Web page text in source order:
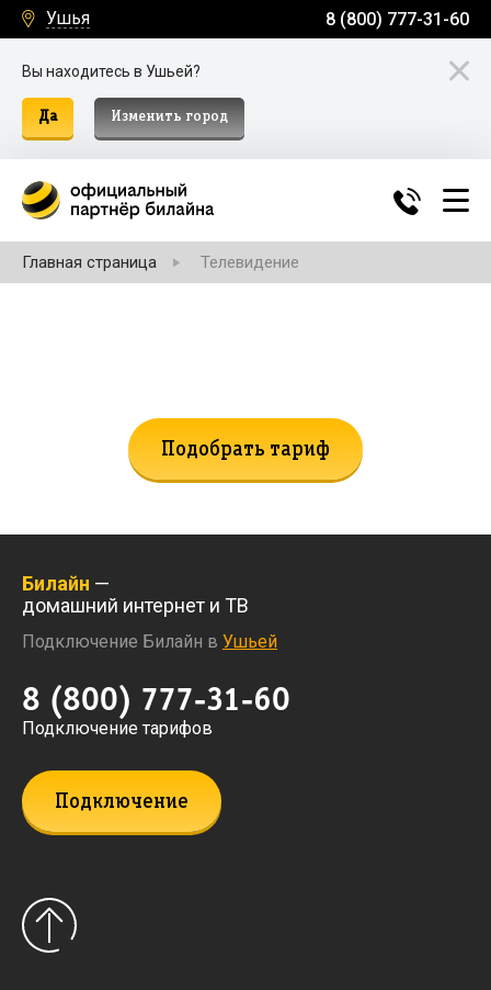
Ушья 8 (800) 777-31-60
Вы находитесь в Ушьей?
Да Изменить город
Главная страница Телевидение
Подобрать тариф
Билайн —
домашний интернет и ТВ
Подключение Билайн в Ушьей
8 (800) 777-31-60
Подключение тарифов
Подключение